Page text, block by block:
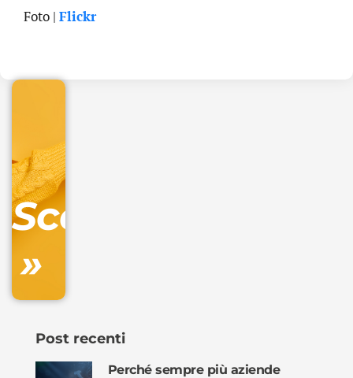
Foto | Flickr
Scopri
»
.online
Post recenti
Perché sempre più aziende